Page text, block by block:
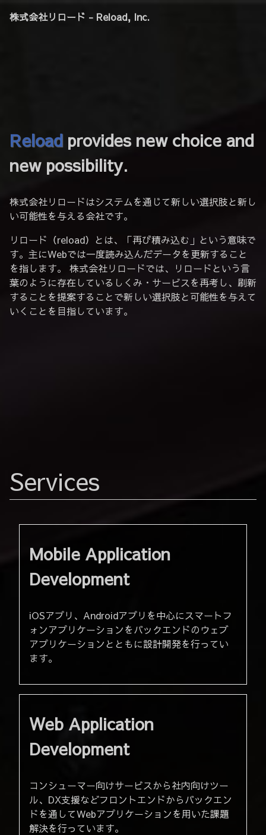
株式会社リロード - Reload, Inc.
Reloadprovides new choice and
new possibility.
株式会社リロードはシステムを通じて新しい選択肢と新し
い可能性を与える会社です。
リロード（reload）とは、「再び積み込む」という意味で
す。主にWebでは一度読み込んだデータを更新すること
を指します。 株式会社リロードでは、リロードという言
葉のように存在しているしくみ・サービスを再考し、刷新
することを提案することで新しい選択肢と可能性を与えて
いくことを目指しています。
Services
Mobile Application
Development
iOSアプリ、Androidアプリを中心にスマートフ
ォンアプリケーションをバックエンドのウェブ
アプリケーションとともに設計開発を行ってい
ます。
Web Application
Development
コンシューマー向けサービスから社内向けツー
ル、DX支援などフロントエンドからバックエン
ドを通してWebアプリケーションを用いた課題
解決を行っています。